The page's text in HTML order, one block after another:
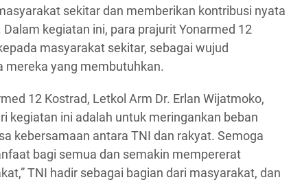
sekitar dan memberikan kontribusi nyata
kegiatan ini, para prajurit Yonarmed 12
masyarakat sekitar, sebagai wujud
mereka yang membutuhkan.
12 Kostrad, Letkol Arm Dr. Erlan Wijatmoko,
kegiatan ini adalah untuk meringankan beban
kebersamaan antara TNI dan rakyat. Semoga
bagi semua dan semakin mempererat
TNI hadir sebagai bagian dari masyarakat, dan